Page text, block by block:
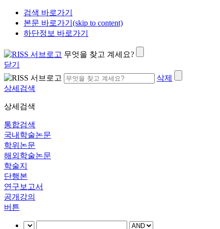
검색 바로가기
본문 바로가기(skip to content)
하단정보 바로가기
무엇을 찾고 계세요?
닫기
삭제
상세검색
상세검색
통합검색
국내학술논문
학위논문
해외학술논문
학술지
단행본
연구보고서
공개강의
버튼